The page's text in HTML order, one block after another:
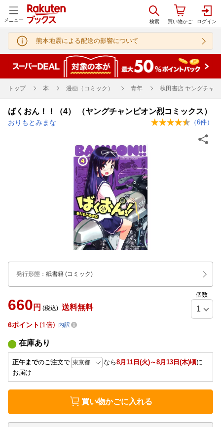
メニュー
熊本地震による配送の影響について
トップ 本 漫画（コミック） 青年 秋田書店 ヤングチャ
ばくおん！！（4） （ヤングチャンピオン烈コミックス）
おりもとみまな （6件）
発行形態 ： 紙書籍 (コミック)
660 円 (税込) 送料無料
個数
6ポイント 1倍 内訳
在庫あり
正午までのご注文で なら8月11日(火)～8月13日(木)頃に
お届け
買い物かごに入れる